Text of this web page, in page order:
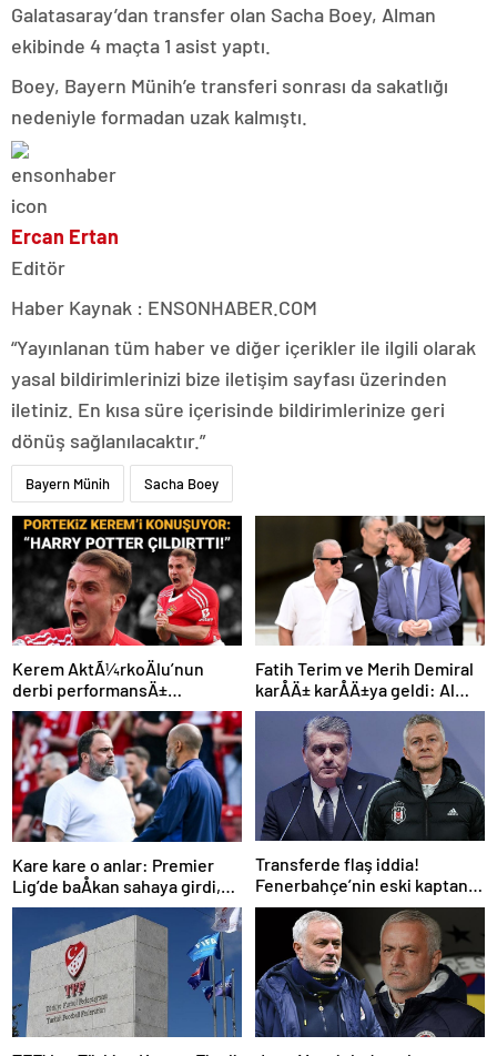
Galatasaray’dan transfer olan Sacha Boey, Alman
ekibinde 4 maçta 1 asist yaptı.
Boey, Bayern Münih’e transferi sonrası da sakatlığı
nedeniyle formadan uzak kalmıştı.
Ercan Ertan
Editör
Haber Kaynak : ENSONHABER.COM
“Yayınlanan tüm haber ve diğer içerikler ile ilgili olarak
yasal bildirimlerinizi bize iletişim sayfası üzerinden
iletiniz. En kısa süre içerisinde bildirimlerinize geri
dönüş sağlanılacaktır.”
Bayern Münih Sacha Boey
Kerem AktÃ¼rkoÄlu’nun
derbi performansÄ±
Portekiz’i bÃ¼yÃ¼ledi:
“Harry Potter Ã§Ä±ldÄ±rttÄ±!”
Fatih Terim ve Merih Demiral
karÅÄ± karÅÄ±ya geldi: Al
Shabab, Al Ahli’yi maÄlup etti
Kare kare o anlar: Premier
Lig’de baÅkan sahaya girdi,
teknik direktÃ¶rÃ¼
azarladÄ±!
Transferde flaş iddia!
Fenerbahçe’nin eski kaptanı
Beşiktaş’a önerildi